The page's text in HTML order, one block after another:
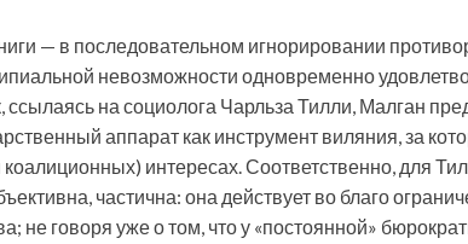
— в последовательном игнорировании
невозможности одновременно
ссылаясь на социолога Чарльза Тилли, Малган
аппарат как инструмент виляния, за
коалиционных) интересах. Соответственно, для
частична: она действует во благо
не говоря уже о том, что у «постоянной»